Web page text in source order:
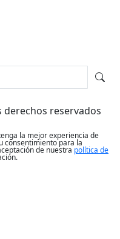
reservados
la mejor experiencia de
consentimiento para la
de nuestra política de